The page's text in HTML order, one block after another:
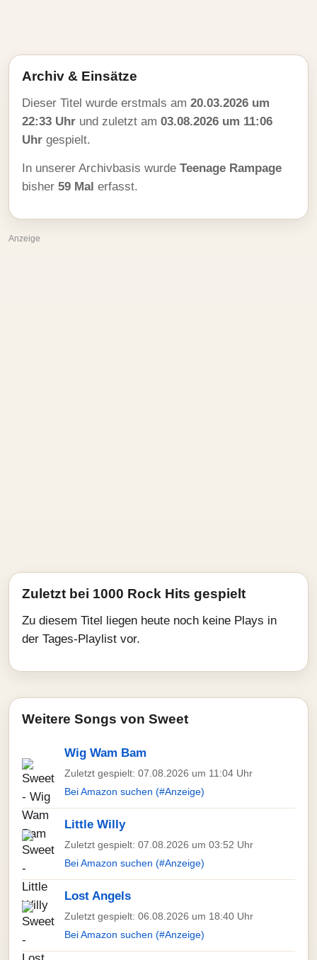
Archiv & Einsätze
Dieser Titel wurde erstmals am 20.03.2026 um
22:33 Uhr und zuletzt am 03.08.2026 um 11:06
Uhr gespielt.
In unserer Archivbasis wurde Teenage Rampage
bisher 59 Mal erfasst.
Anzeige
Zuletzt bei 1000 Rock Hits gespielt
Zu diesem Titel liegen heute noch keine Plays in
der Tages-Playlist vor.
Weitere Songs von Sweet
Wig Wam Bam
Zuletzt gespielt: 07.08.2026 um 11:04 Uhr
Bei Amazon suchen (#Anzeige)
Little Willy
Zuletzt gespielt: 07.08.2026 um 03:52 Uhr
Bei Amazon suchen (#Anzeige)
Lost Angels
Zuletzt gespielt: 06.08.2026 um 18:40 Uhr
Bei Amazon suchen (#Anzeige)